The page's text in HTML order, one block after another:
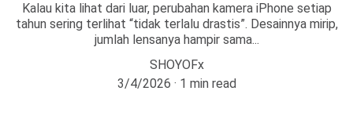
Kalau kita lihat dari luar, perubahan kamera iPhone setiap
tahun sering terlihat “tidak terlalu drastis”. Desainnya mirip,
jumlah lensanya hampir sama...
SHOYOFx
3/4/2026
1 min read